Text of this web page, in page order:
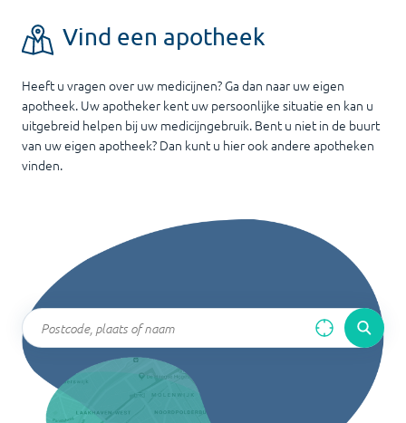
Vind een apotheek
Heeft u vragen over uw medicijnen? Ga dan naar uw eigen
apotheek. Uw apotheker kent uw persoonlijke situatie en kan u
uitgebreid helpen bij uw medicijngebruik. Bent u niet in de buurt
van uw eigen apotheek? Dan kunt u hier ook andere apotheken
vinden.